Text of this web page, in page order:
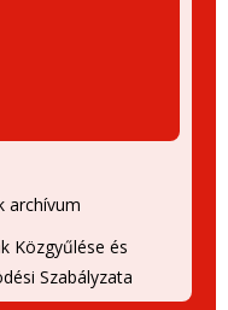
archívum
Közgyűlése és
Szabályzata